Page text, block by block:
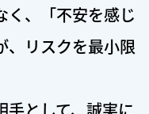
く、「不安を感じ
、リスクを最小限
手として、誠実に